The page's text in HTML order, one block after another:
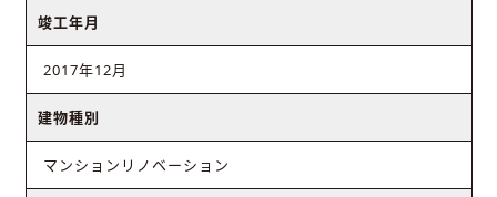
竣工年月
2017年12月
建物種別
マンションリノベーション